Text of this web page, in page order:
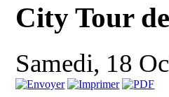
City Tour
Samedi, 18